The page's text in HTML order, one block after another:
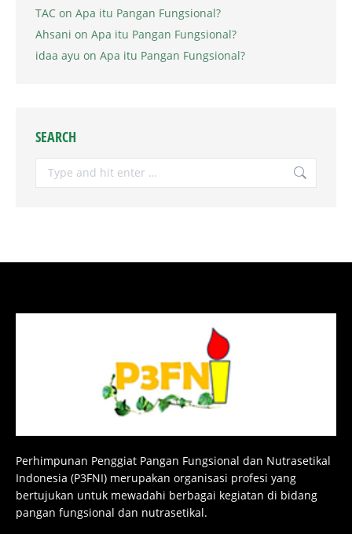
TAC on Apa itu Pangan Fungsional?
Ahsani on Apa itu Pangan Fungsional?
idaa ayu on Apa itu Pangan Fungsional?
SEARCH
Perhimpunan Penggiat Pangan Fungsional dan Nutrasetikal
Indonesia (P3FNI) merupakan organisasi profesi yang
bertujukan untuk mewadahi berbagai kegiatan di bidang
pangan fungsional dan nutrasetikal.